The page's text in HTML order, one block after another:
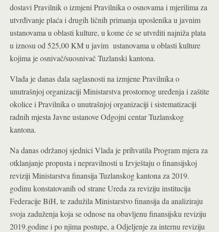
dostavi Pravilnik o izmjeni Pravilnika o osnovama i mjerilima za
utvrđivanje plaća i drugih ličnih primanja uposlenika u javnim
ustanovama u oblasti kulture, u kome će se utvrditi najniža plata
u iznosu od 525,00 KM u javim ustanovama u oblasti kulture
kojima je osnivač/suosnivač Tuzlanski kantona.
Vlada je danas dala saglasnosti na izmjene Pravilnika o
unutrašnjoj organizaciji Ministarstva prostornog uređenja i zaštite
okolice i Pravilnika o unutrašnjoj organizaciji i sistematizaciji
radnih mjesta Javne ustanove Odgojni centar Tuzlanskog
kantona.
Na danas održanoj sjednici Vlada je prihvatila Program mjera za
otklanjanje propusta i nepravilnosti u Izvještaju o finansijskoj
reviziji Ministarstva finansija Tuzlanskog kantona za 2019.
godinu konstatovanih od strane Ureda za reviziju institucija
Federacije BiH, te zadužila Ministarstvo finansija da analiziraju
svoja zaduženja koja se odnose na obavljenu finansijsku reviziju
2019.godine i po njima postupe, a Odjeljenje za internu reviziju